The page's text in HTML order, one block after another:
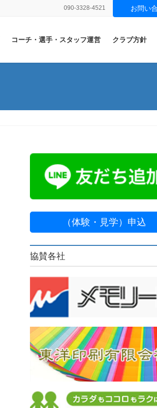
090-3328-4521 お問い
コーチ・選手・スタッフ運営 クラブ方針
（体験・見学）申込
協賛各社